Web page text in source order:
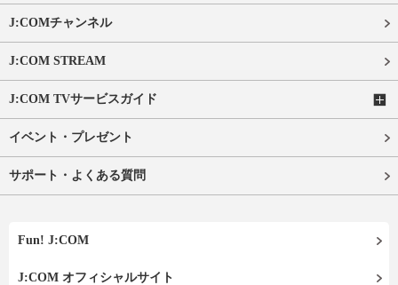
J:COMチャンネル
J:COM STREAM
J:COM TVサービスガイド
イベント・プレゼント
サポート・よくある質問
Fun! J:COM
J:COM オフィシャルサイト